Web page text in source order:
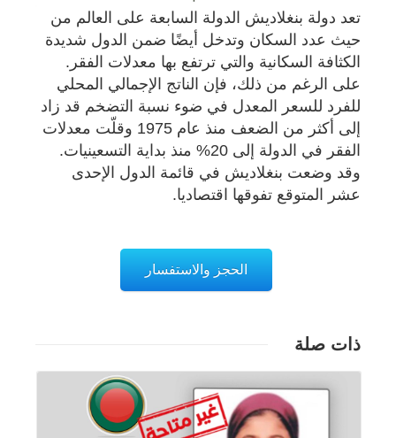
تعد دولة بنغلاديش الدولة السابعة على العالم من
حيث عدد السكان وتدخل أيضًا ضمن الدول شديدة
الكثافة السكانية والتي ترتفع بها معدلات الفقر.
على الرغم من ذلك، فإن الناتج الإجمالي المحلي
للفرد للسعر المعدل في ضوء نسبة التضخم قد زاد
إلى أكثر من الضعف منذ عام 1975 وقلّت معدلات
الفقر في الدولة إلى 20% منذ بداية التسعينيات.
وقد وضعت بنغلاديش في قائمة الدول الإحدى
عشر المتوقع تفوقها اقتصاديا.
الحجز والاستفسار
ذات صلة